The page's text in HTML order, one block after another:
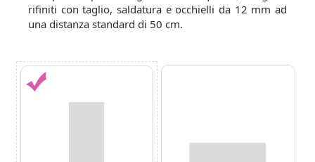
rifiniti con taglio, saldatura e occhielli da 12 mm ad
una distanza standard di 50 cm.